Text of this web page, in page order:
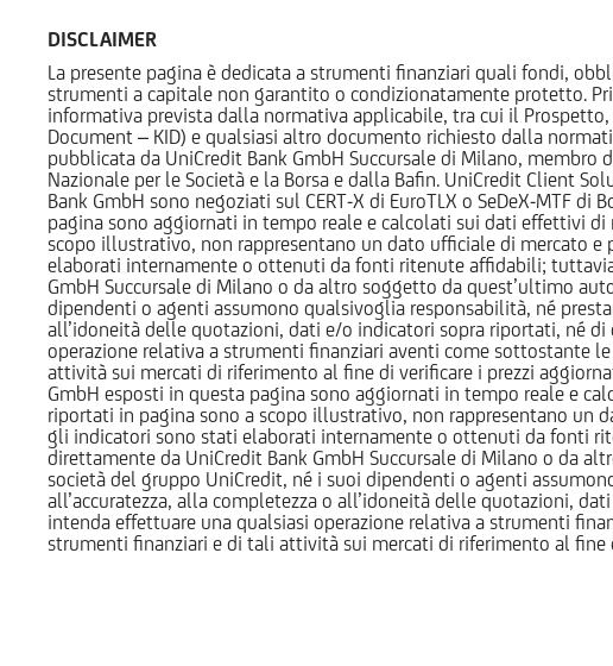
DISCLAIMER
La presente pagina è dedicata a strumenti finanziari quali fondi,
strumenti a capitale non garantito o condizionatamente protetto.
informativa prevista dalla normativa applicabile, tra cui il
Document – KID) e qualsiasi altro documento richiesto dalla
pubblicata da UniCredit Bank GmbH Succursale di Milano,
Nazionale per le Società e la Borsa e dalla Bafin. UniCredit Client
Bank GmbH sono negoziati sul CERT-X di EuroTLX o SeDeX-MTF
pagina sono aggiornati in tempo reale e calcolati sui dati effettivi
scopo illustrativo, non rappresentano un dato ufficiale di mercato
elaborati internamente o ottenuti da fonti ritenute affidabili;
GmbH Succursale di Milano o da altro soggetto da quest’ultimo
dipendenti o agenti assumono qualsivoglia responsabilità, né
all’idoneità delle quotazioni, dati e/o indicatori sopra riportati, né
operazione relativa a strumenti finanziari aventi come sottostante
attività sui mercati di riferimento al fine di verificare i prezzi
GmbH esposti in questa pagina sono aggiornati in tempo reale e
riportati in pagina sono a scopo illustrativo, non rappresentano un
gli indicatori sono stati elaborati internamente o ottenuti da fonti
direttamente da UniCredit Bank GmbH Succursale di Milano o da
società del gruppo UniCredit, né i suoi dipendenti o agenti
all’accuratezza, alla completezza o all’idoneità delle quotazioni,
intenda effettuare una qualsiasi operazione relativa a strumenti
strumenti finanziari e di tali attività sui mercati di riferimento al fine